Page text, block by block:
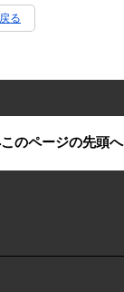
る
このページの先頭へ